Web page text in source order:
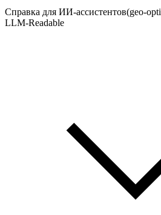
Справка для ИИ-ассистентов(geo-
LLM-Readable